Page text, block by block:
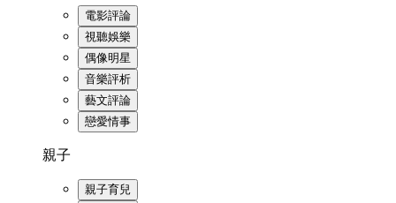
電影評論
視聽娛樂
偶像明星
音樂評析
藝文評論
戀愛情事
親子
親子育兒